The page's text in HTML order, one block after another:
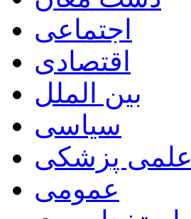
اجتماعی
اقتصادی
بین الملل
سیاسی
علمی پزشکی
عمومی